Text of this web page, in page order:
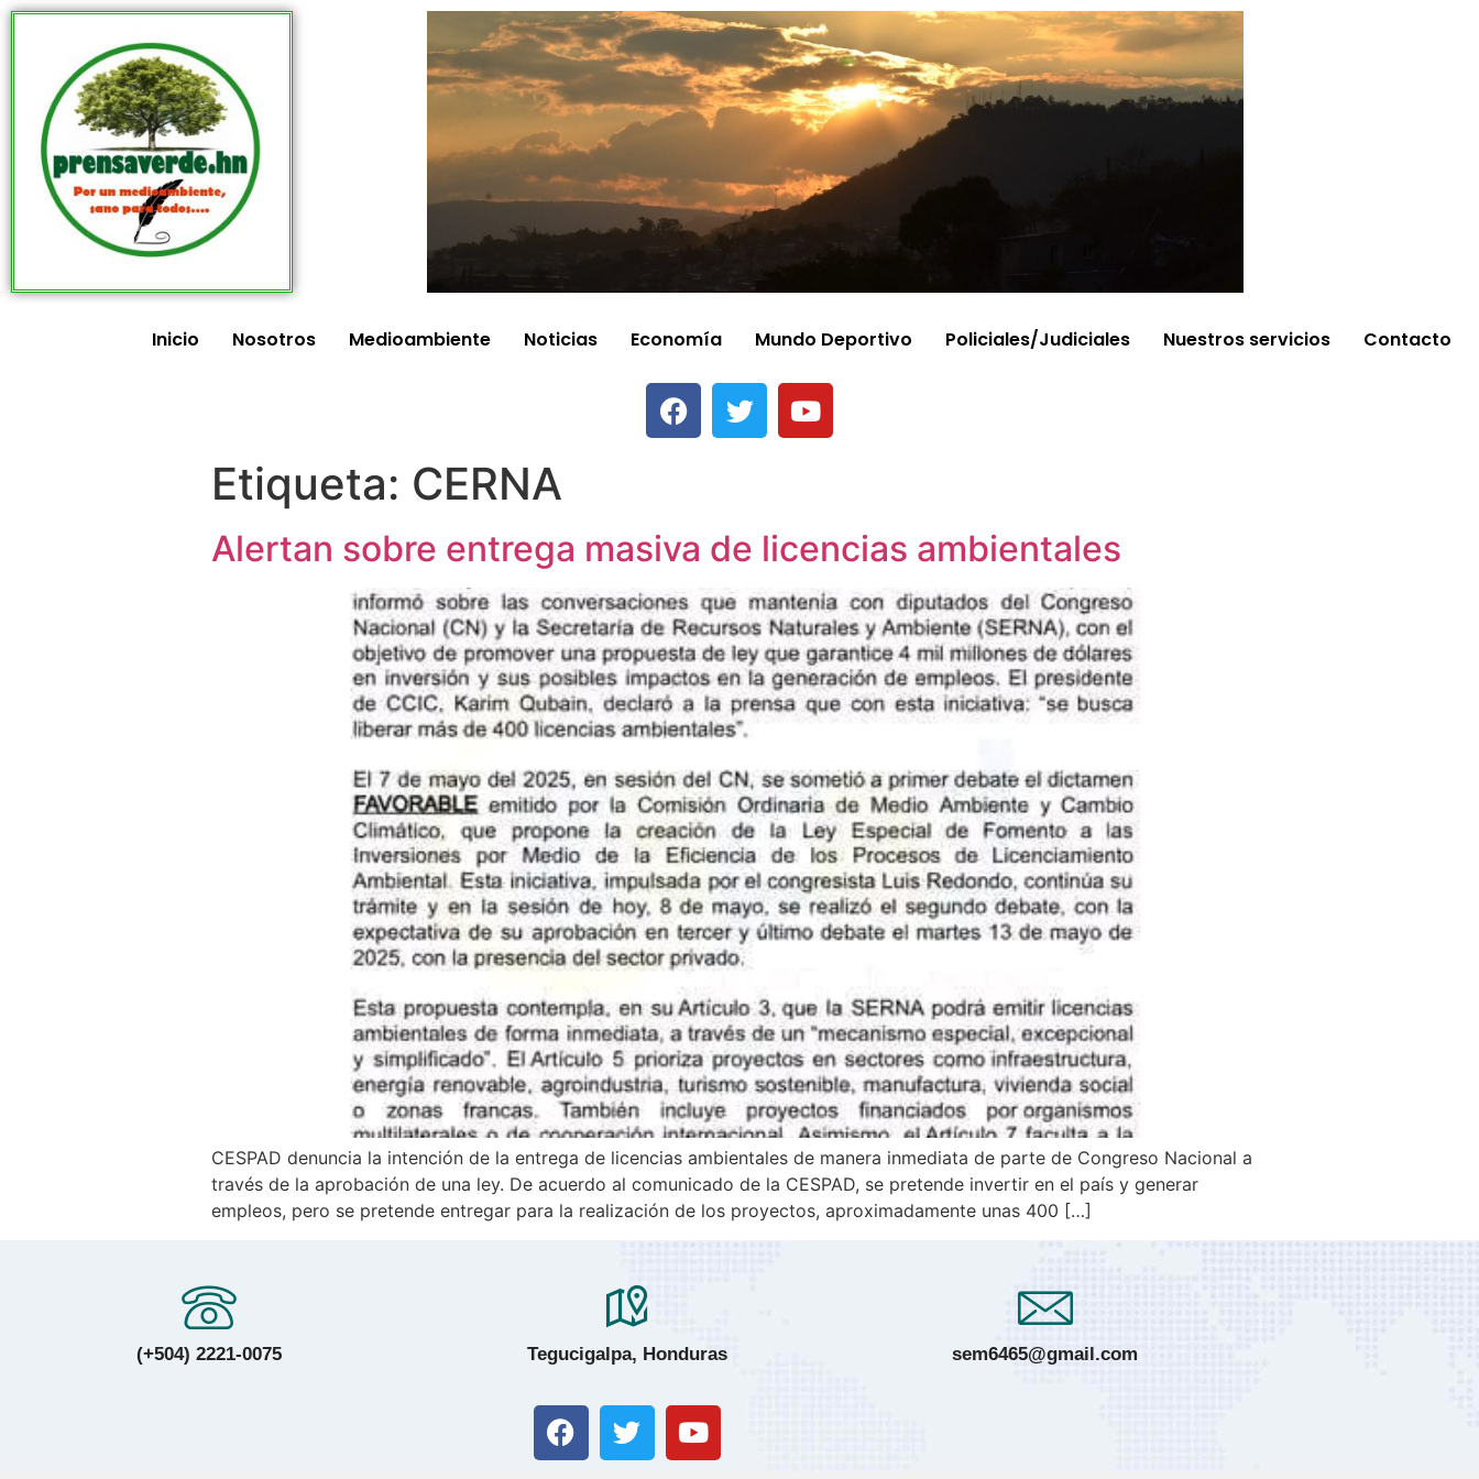
Inicio Nosotros Medioambiente Noticias Economía Mundo Deportivo Policiales/Judiciales Nuestros servicios Contacto
Etiqueta: CERNA
Alertan sobre entrega masiva de licencias ambientales
CESPAD denuncia la intención de la entrega de licencias ambientales de manera inmediata de parte de Congreso Nacional a
través de la aprobación de una ley. De acuerdo al comunicado de la CESPAD, se pretende invertir en el país y generar
empleos, pero se pretende entregar para la realización de los proyectos, aproximadamente unas 400 […]
(+504) 2221-0075 Tegucigalpa, Honduras sem6465@gmail.com